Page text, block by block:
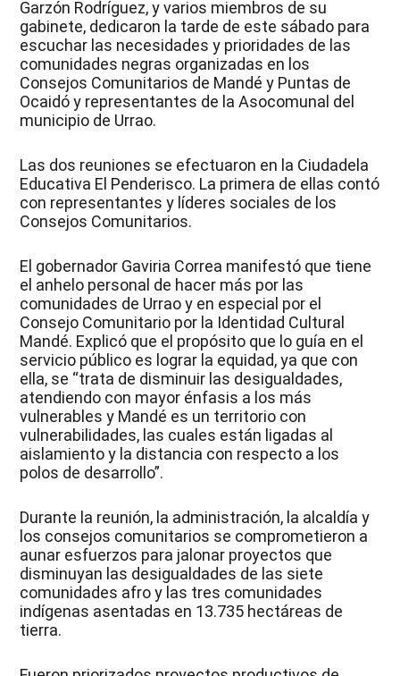
Garzón Rodríguez, y varios miembros de su
gabinete, dedicaron la tarde de este sábado para
escuchar las necesidades y prioridades de las
comunidades negras organizadas en los
Consejos Comunitarios de Mandé y Puntas de
Ocaidó y representantes de la Asocomunal del
municipio de Urrao.
Las dos reuniones se efectuaron en la Ciudadela
Educativa El Penderisco. La primera de ellas contó
con representantes y líderes sociales de los
Consejos Comunitarios.
El gobernador Gaviria Correa manifestó que tiene
el anhelo personal de hacer más por las
comunidades de Urrao y en especial por el
Consejo Comunitario por la Identidad Cultural
Mandé. Explicó que el propósito que lo guía en el
servicio público es lograr la equidad, ya que con
ella, se “trata de disminuir las desigualdades,
atendiendo con mayor énfasis a los más
vulnerables y Mandé es un territorio con
vulnerabilidades, las cuales están ligadas al
aislamiento y la distancia con respecto a los
polos de desarrollo”.
Durante la reunión, la administración, la alcaldía y
los consejos comunitarios se comprometieron a
aunar esfuerzos para jalonar proyectos que
disminuyan las desigualdades de las siete
comunidades afro y las tres comunidades
indígenas asentadas en 13.735 hectáreas de
tierra.